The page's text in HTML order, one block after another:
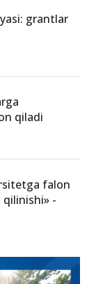
grantlar
qiladi
falon
-